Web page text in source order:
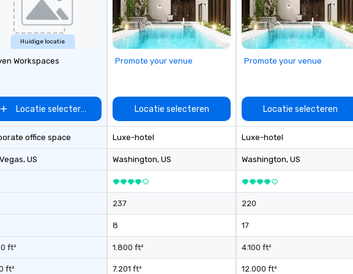
Huidige locatie
Workspaces
Locatie selecteren
office space
, US
ft²
ft²
Promote your venue
Locatie selecteren
Luxe-hotel
Washington, US
237
8
1.800 ft²
7.201 ft²
Promote your venue
Locatie selecteren
Luxe-hotel
Washington, US
220
17
4.100 ft²
12.000 ft²